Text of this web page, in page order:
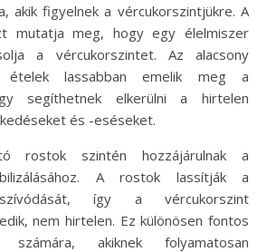
akik figyelnek a vércukorszintjükre. A
mutatja meg, hogy egy élelmiszer
a vércukorszintet. Az alacsony
ételek lassabban emelik meg a
segíthetnek elkerülni a hirtelen
és -eséseket.
rostok szintén hozzájárulnak a
A rostok lassítják a
így a vércukorszint
nem hirtelen. Ez különösen fontos
akiknek folyamatosan